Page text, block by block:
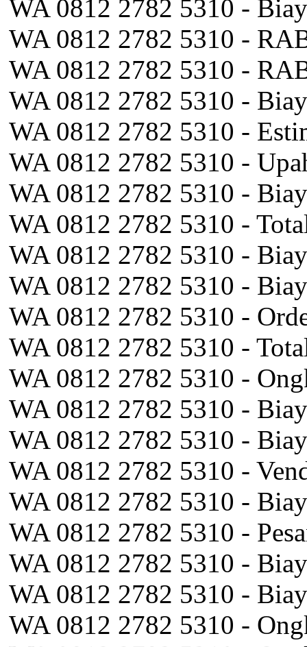
WA 0812 2782 5310 -
WA 0812 2782 5310 -
WA 0812 2782 5310 -
WA 0812 2782 5310 -
WA 0812 2782 5310 -
WA 0812 2782 5310 -
WA 0812 2782 5310 -
WA 0812 2782 5310 -
WA 0812 2782 5310 -
WA 0812 2782 5310 -
WA 0812 2782 5310 -
WA 0812 2782 5310 -
WA 0812 2782 5310 -
WA 0812 2782 5310 -
WA 0812 2782 5310 -
WA 0812 2782 5310 -
WA 0812 2782 5310 -
WA 0812 2782 5310 -
WA 0812 2782 5310 -
WA 0812 2782 5310 -
WA 0812 2782 5310 -